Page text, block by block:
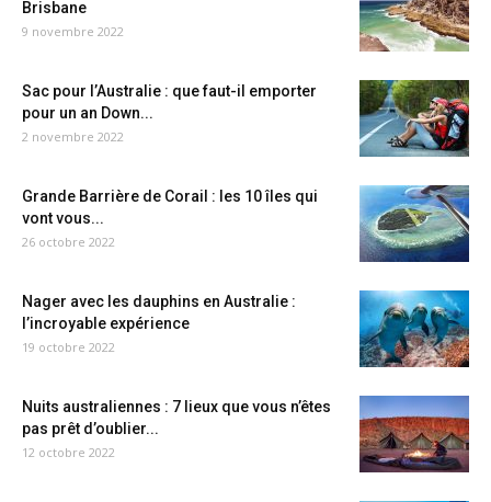
Brisbane
9 novembre 2022
Sac pour l’Australie : que faut-il emporter
pour un an Down...
2 novembre 2022
Grande Barrière de Corail : les 10 îles qui
vont vous...
26 octobre 2022
Nager avec les dauphins en Australie :
l’incroyable expérience
19 octobre 2022
Nuits australiennes : 7 lieux que vous n’êtes
pas prêt d’oublier...
12 octobre 2022